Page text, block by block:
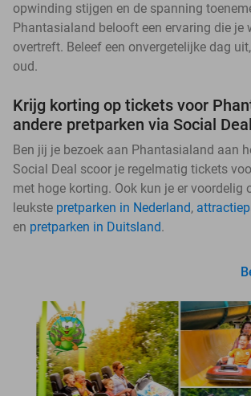
opwinding stijgen en de spanning
Phantasialand belooft een ervaring die je
overtreft. Beleef een onvergetelijke dag
oud.
Krijg korting op tickets voor
andere pretparken via Social Deal
Ben jij je bezoek aan Phantasialand aan
Social Deal scoor je regelmatig tickets
met hoge korting. Ook kun je er voordelig
leukste pretparken in Nederland,
en pretparken in Duitsland.